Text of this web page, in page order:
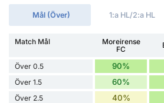
Mål (Över) 1:a HL/2:a HL
Match Mål
Moreirense
FC
Över 0.5 90%
Över 1.5 60%
Över 2.5 40%